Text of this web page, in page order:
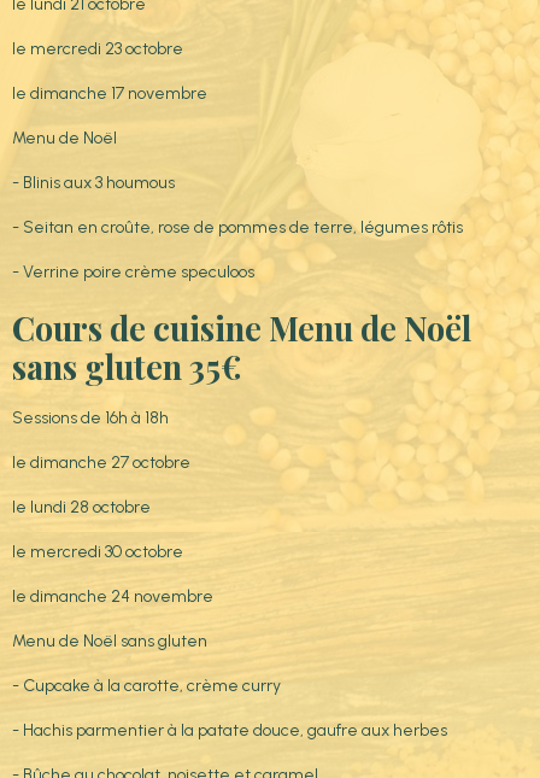
le lundi 21 octobre
le mercredi 23 octobre
le dimanche 17 novembre
Menu de Noël
- Blinis aux 3 houmous
- Seitan en croûte, rose de pommes de terre, légumes rôtis
- Verrine poire crème speculoos
Cours de cuisine Menu de Noël
sans gluten 35€
Sessions de 16h à 18h
le dimanche 27 octobre
le lundi 28 octobre
le mercredi 30 octobre
le dimanche 24 novembre
Menu de Noël sans gluten
- Cupcake à la carotte, crème curry
- Hachis parmentier à la patate douce, gaufre aux herbes